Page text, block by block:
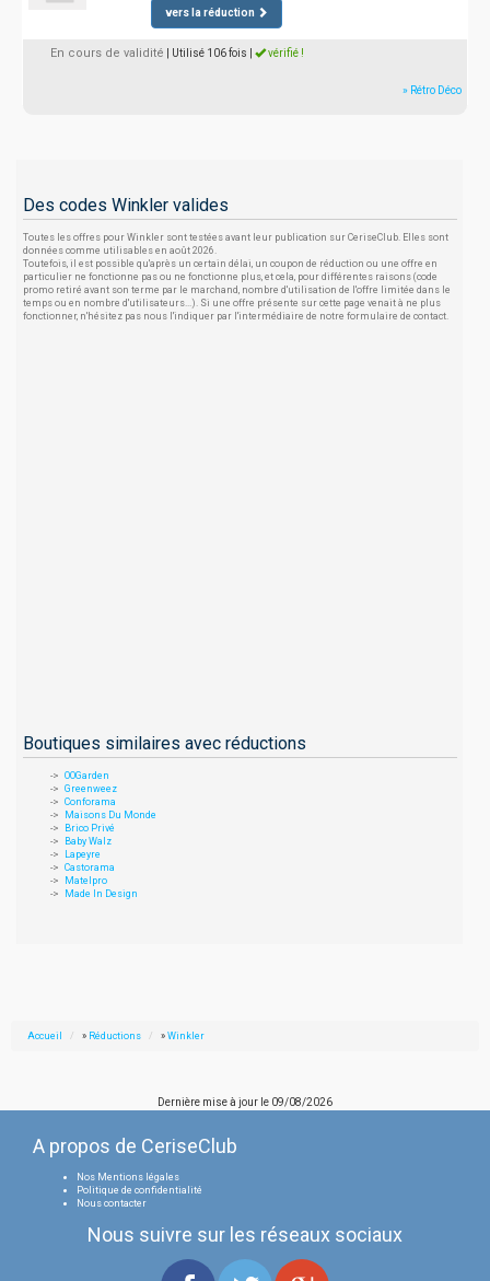
vers la réduction
En cours de validité | Utilisé 106 fois vérifié !
» Rétro Déco
Des codes Winkler valides
Toutes les offres pour Winkler sont testées avant leur publication sur CeriseClub. Elles sont
données comme utilisables en août 2026.
Toutefois, il est possible qu'après un certain délai, un coupon de réduction ou une offre en
particulier ne fonctionne pas ou ne fonctionne plus, et cela, pour différentes raisons (code
promo retiré avant son terme par le marchand, nombre d'utilisation de l'offre limitée dans le
temps ou en nombre d'utilisateurs...). Si une offre présente sur cette page venait à ne plus
fonctionner, n'hésitez pas nous l'indiquer par l'intermédiaire de notre formulaire de contact.
Boutiques similaires avec réductions
OOGarden
Greenweez
Conforama
Maisons Du Monde
Brico Privé
Baby Walz
Lapeyre
Castorama
Matelpro
Made In Design
Accueil » Réductions » Winkler
Dernière mise à jour le 09/08/2026
A propos de CeriseClub
Nos Mentions légales
Politique de confidentialité
Nous contacter
Nous suivre sur les réseaux sociaux